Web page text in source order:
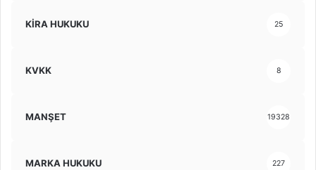
KİRA HUKUKU 25
KVKK 8
MANŞET 19328
MARKA HUKUKU 227